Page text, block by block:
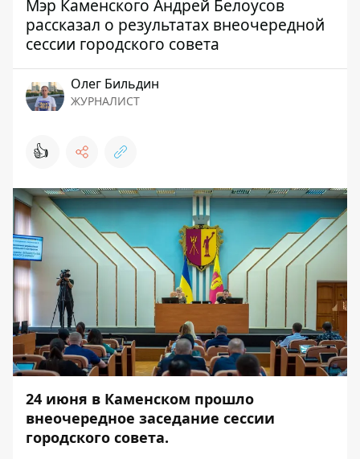
Мэр Каменского Андрей Белоусов
рассказал о результатах внеочередной
сессии городского совета
Олег Бильдин
ЖУРНАЛИСТ
👍
24 июня в Каменском прошло
внеочередное заседание сессии
городского совета.